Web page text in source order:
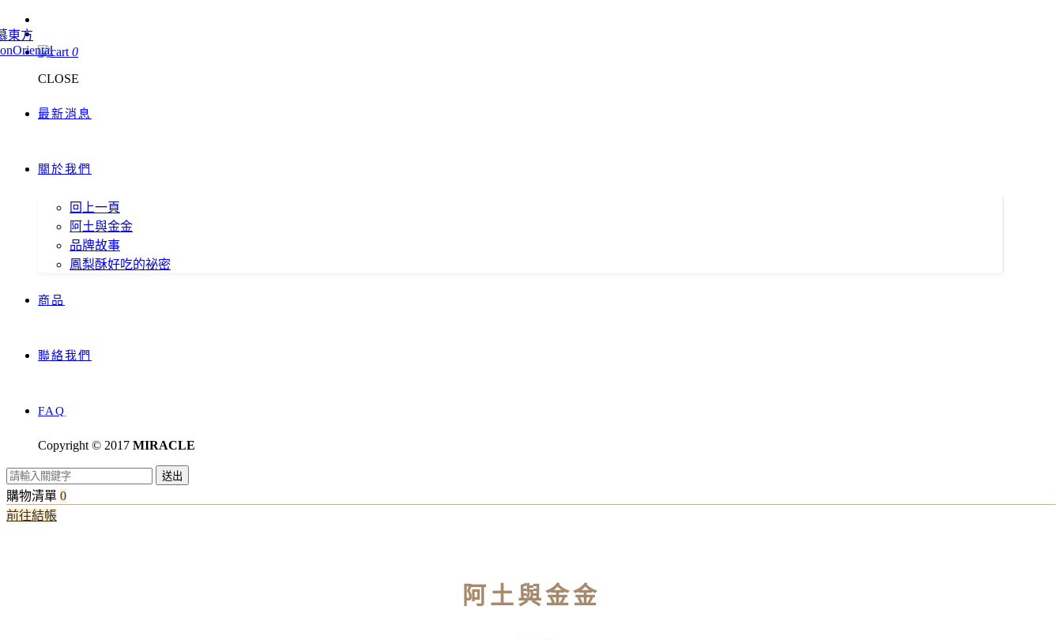
0
CLOSE
最新消息
關於我們
回上一頁
阿土與金金
品牌故事
鳳梨酥好吃的祕密
商品
聯絡我們
FAQ
Copyright © 2017 MIRACLE
送出
購物清單 0
前往結帳
阿土與金金